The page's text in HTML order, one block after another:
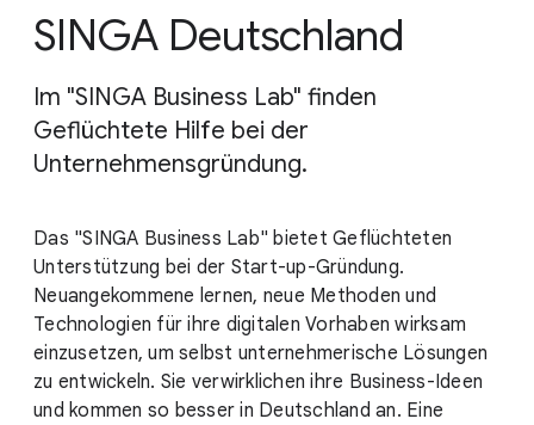
SINGA Deutschland
Im "SINGA Business Lab" finden
Geflüchtete Hilfe bei der
Unternehmensgründung.
Das "SINGA Business Lab" bietet Geflüchteten
Unterstützung bei der Start-up-Gründung.
Neuangekommene lernen, neue Methoden und
Technologien für ihre digitalen Vorhaben wirksam
einzusetzen, um selbst unternehmerische Lösungen
zu entwickeln. Sie verwirklichen ihre Business-Ideen
und kommen so besser in Deutschland an. Eine